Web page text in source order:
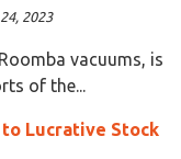
2023
vacuums, is
of the...
to Lucrative Stock